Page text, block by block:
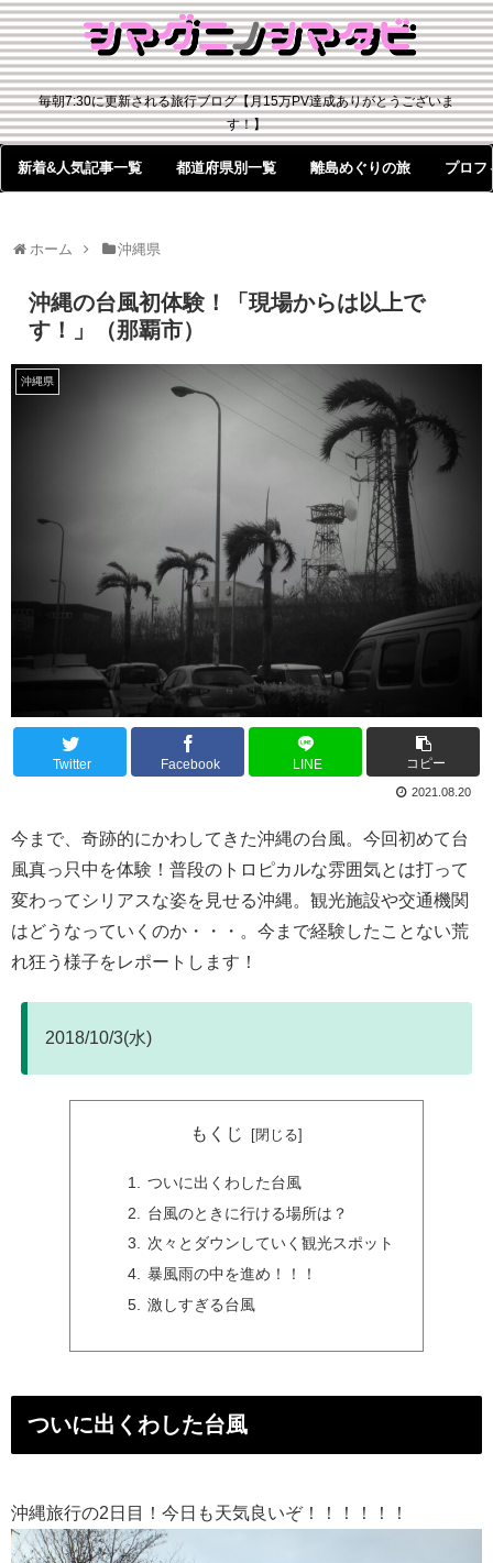
毎朝7:30に更新される旅行ブログ【月15万PV達成ありがとうございま
す！】
新着&人気記事一覧 都道府県別一覧 離島めぐりの旅 プロフ
ホーム 沖縄県
沖縄の台風初体験！「現場からは以上で
す！」（那覇市）
沖縄県
Twitter Facebook LINE コピー
2021.08.20
今まで、奇跡的にかわしてきた沖縄の台風。今回初めて台
風真っ只中を体験！普段のトロピカルな雰囲気とは打って
変わってシリアスな姿を見せる沖縄。観光施設や交通機関
はどうなっていくのか・・・。今まで経験したことない荒
れ狂う様子をレポートします！
2018/10/3(水)
もくじ
ついに出くわした台風
台風のときに行ける場所は？
次々とダウンしていく観光スポット
暴風雨の中を進め！！！
激しすぎる台風
ついに出くわした台風
沖縄旅行の2日目！今日も天気良いぞ！！！！！！